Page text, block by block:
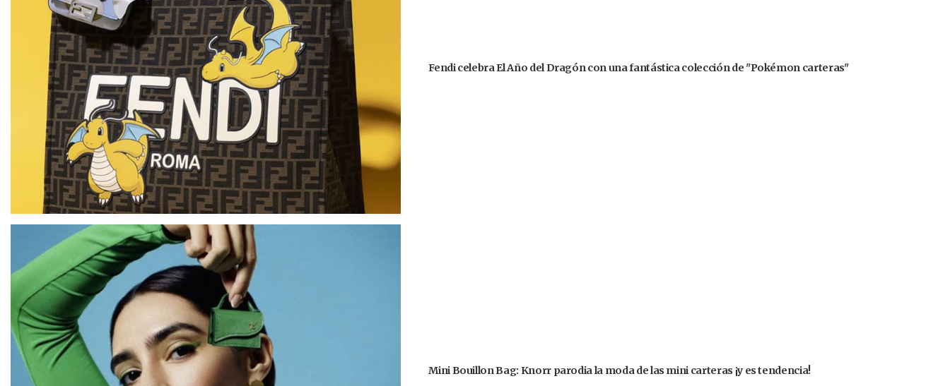
Fendi celebra El Año del Dragón con una fantástica colección de "Pokémon carteras"
Mini Bouillon Bag: Knorr parodia la moda de las mini carteras ¡y es tendencia!